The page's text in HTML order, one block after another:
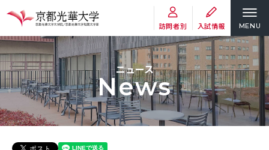
訪問者別 入試情報 MENU
ニュース
News